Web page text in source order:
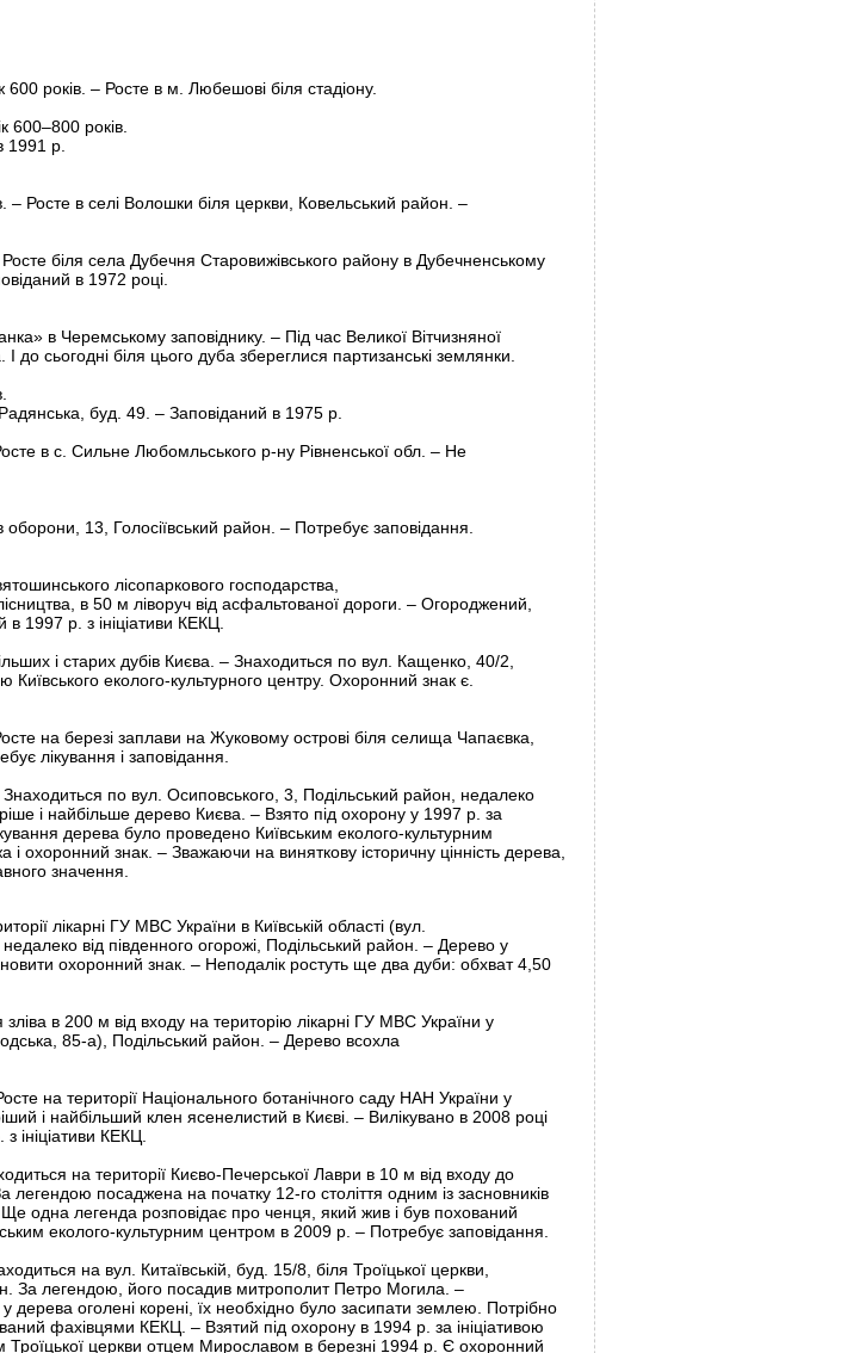
років. – Росте в м. Любешові біля стадіону.
років.
1991 р.
Росте в селі Волошки біля церкви, Ковельський район. –
біля села Дубечня Старовижівського району в Дубечненському
в 1972 році.
в Черемському заповіднику. – Під час Великої Вітчизняної
сьогодні біля цього дуба збереглися партизанські землянки.
буд. 49. – Заповіданий в 1975 р.
в с. Сильне Любомльського р-ну Рівненської обл. – Не
13, Голосіївський район. – Потребує заповідання.
лісопаркового господарства,
в 50 м ліворуч від асфальтованої дороги. – Огороджений,
1997 р. з ініціативи КЕКЦ.
і старих дубів Києва. – Знаходиться по вул. Кащенко, 40/2,
Київського еколого-культурного центру. Охоронний знак є.
на березі заплави на Жуковому острові біля селища Чапаєвка,
лікування і заповідання.
по вул. Осиповського, 3, Подільський район, недалеко
і найбільше дерево Києва. – Взято під охорону у 1997 р. за
дерева було проведено Київським еколого-культурним
охоронний знак. – Зважаючи на виняткову історичну цінність дерева,
значення.
лікарні ГУ МВС України в Київській області (вул.
від південного огорожі, Подільський район. – Дерево у
охоронний знак. – Неподалік ростуть ще два дуби: обхват 4,50
в 200 м від входу на територію лікарні ГУ МВС України у
85-а), Подільський район. – Дерево всохла
на території Національного ботанічного саду НАН України у
і найбільший клен ясенелистий в Києві. – Вилікувано в 2008 році
ініціативи КЕКЦ.
на території Києво-Печерської Лаври в 10 м від входу до
посаджена на початку 12-го століття одним із засновників
одна легенда розповідає про ченця, який жив і був похований
еколого-культурним центром в 2009 р. – Потребує заповідання.
на вул. Китаївській, буд. 15/8, біля Троїцької церкви,
За легендою, його посадив митрополит Петро Могила. –
дерева оголені корені, їх необхідно було засипати землею. Потрібно
фахівцями КЕКЦ. – Взятий під охорону в 1994 р. за ініціативою
Троїцької церкви отцем Мирославом в березні 1994 р. Є охоронний